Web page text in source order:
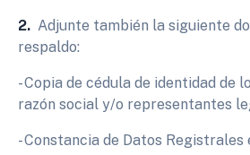
2. Adjunte también la siguiente
respaldo:
- Copia de cédula de identidad de
razón social y/o representantes
- Constancia de Datos Registrales